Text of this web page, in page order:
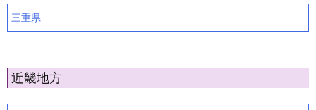
三重県
近畿地方